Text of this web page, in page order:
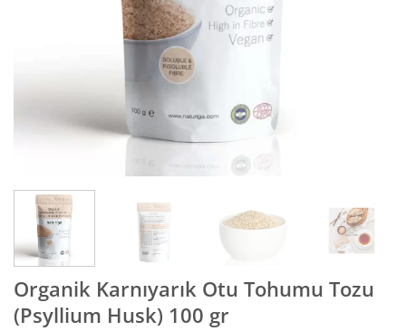
Organik Karnıyarık Otu Tohumu Tozu
(Psyllium Husk) 100 gr